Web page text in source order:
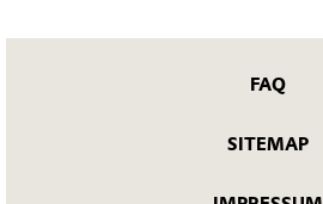
FAQ
SITEMAP